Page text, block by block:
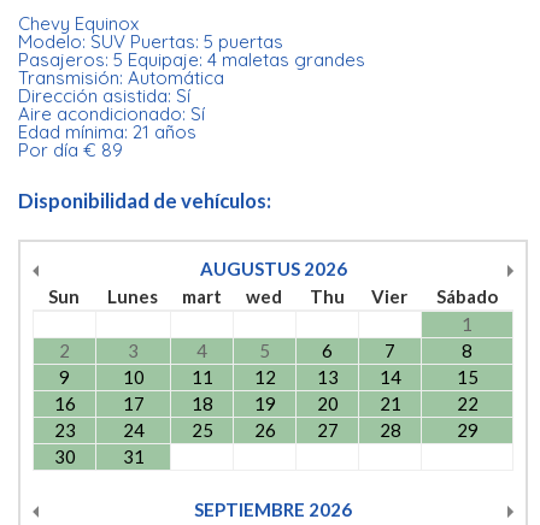
Chevy Equinox
Modelo: SUV Puertas: 5 puertas
Pasajeros: 5 Equipaje: 4 maletas grandes
Transmisión: Automática
Dirección asistida: Sí
Aire acondicionado: Sí
Edad mínima: 21 años
Por día € 89
Disponibilidad de vehículos:
AUGUSTUS 2026
Sun
Lunes mart wed Thu Vier
Sábado
1
2
3 4 5 6 7
8
9
10 11 12 13 14
15
16
17 18 19 20 21
22
23
24 25 26 27 28
29
30
31
SEPTIEMBRE 2026